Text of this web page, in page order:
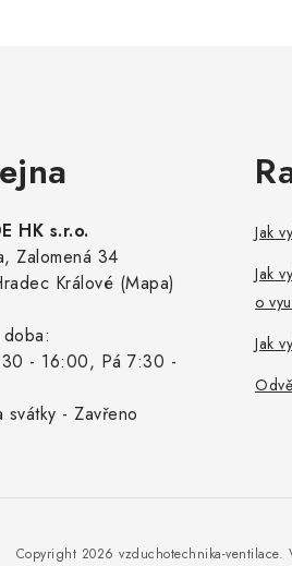
HK s.r.o.
Zalomená 34
Králové (Mapa)
- 16:00, Pá 7:30 -
svátky - Zavřeno
Jak
Jak
o
Jak
Copyright 2026 vzduchotechnika-ventilace.